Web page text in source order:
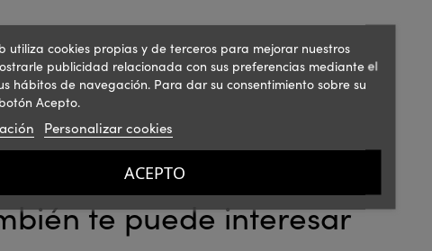
te puede interesar
utiliza cookies propias y de terceros para mejorar nuestros
publicidad relacionada con sus preferencias mediante el
hábitos de navegación. Para dar su consentimiento sobre su
Acepto.
Personalizar cookies
ACEPTO